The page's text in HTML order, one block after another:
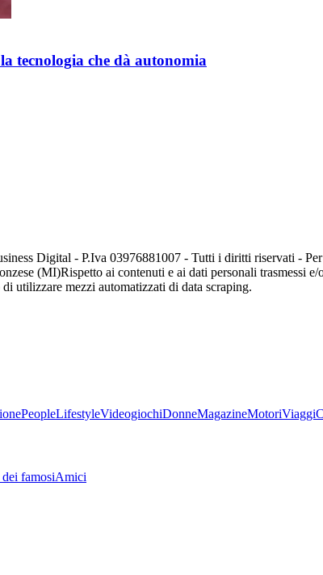
tecnologia che dà autonomia
Digital - P.Iva 03976881007 - Tutti i diritti riservati -
(MI)Rispetto ai contenuti e ai dati personali trasmessi
utilizzare mezzi automatizzati di data scraping.
PeopleLifestyleVideogiochiDonneMagazineMotoriViaggi
famosiAmici